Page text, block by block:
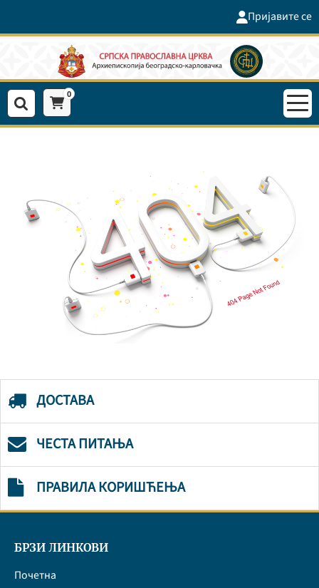
Пријавите се
0
ДОСТАВА
ЧЕСТА ПИТАЊА
ПРАВИЛА КОРИШЋЕЊА
БРЗИ ЛИНКОВИ
Почетна